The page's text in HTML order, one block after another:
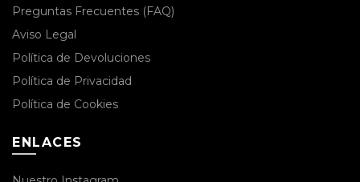
Preguntas Frecuentes (FAQ)
Aviso Legal
Política de Devoluciones
Política de Privacidad
Política de Cookies
ENLACES